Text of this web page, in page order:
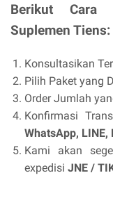
Berikut Cara
Suplemen Tiens:
Konsultasikan
Pilih Paket yang
Order Jumlah
Konfirmasi
WhatsApp, LINE,
Kami akan
expedisi JNE /